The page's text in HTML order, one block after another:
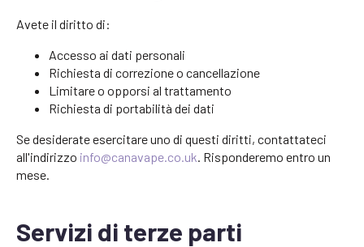
Avete il diritto di:
Accesso ai dati personali
Richiesta di correzione o cancellazione
Limitare o opporsi al trattamento
Richiesta di portabilità dei dati
Se desiderate esercitare uno di questi diritti, contattateci
all'indirizzo info@canavape.co.uk. Risponderemo entro un
mese.
Servizi di terze parti